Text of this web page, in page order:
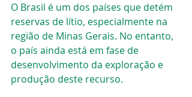
O Brasil é um dos países que detém
reservas de lítio, especialmente na
região de Minas Gerais. No entanto,
o país ainda está em fase de
desenvolvimento da exploração e
produção deste recurso.